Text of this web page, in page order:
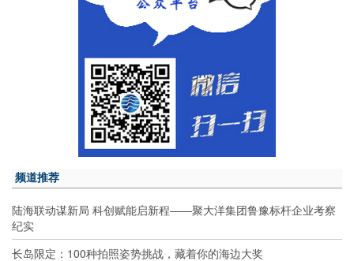
频道推荐
陆海联动谋新局 科创赋能启新程——聚大洋集团鲁豫标杆企业考察
纪实
长岛限定：100种拍照姿势挑战，藏着你的海边大奖